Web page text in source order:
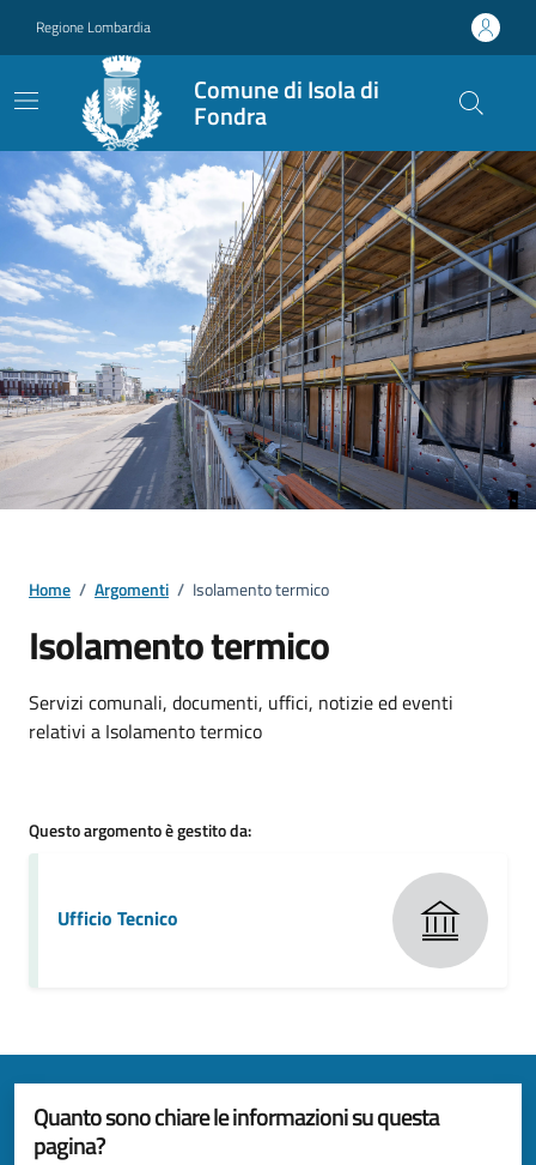
Regione Lombardia
Comune di Isola di
Fondra
Home / Argomenti / Isolamento termico
Isolamento termico
Dettagli della notizia
Servizi comunali, documenti, uffici, notizie ed eventi
relativi a Isolamento termico
Questo argomento è gestito da:
Ufficio Tecnico
Quanto sono chiare le informazioni su questa
pagina?